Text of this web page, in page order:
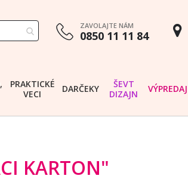
ZAVOLAJTE NÁM
0850 11 11 84
PRAKTICKÉ
VECI
DARČEKY
ŠEVT
DIZAJN
VÝPREDAJ
KARTON"